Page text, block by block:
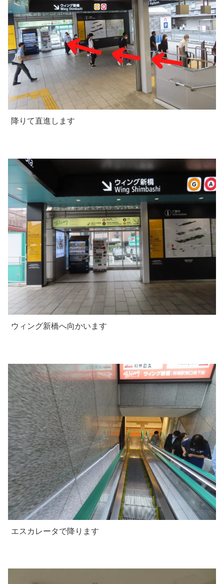
降りて直進します
ウィング新橋へ向かいます
エスカレータで降ります